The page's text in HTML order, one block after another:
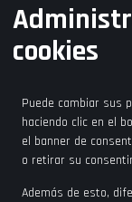
cookies
Puede cambiar sus
haciendo clic en el
el banner de
o retirar su
Además de esto,